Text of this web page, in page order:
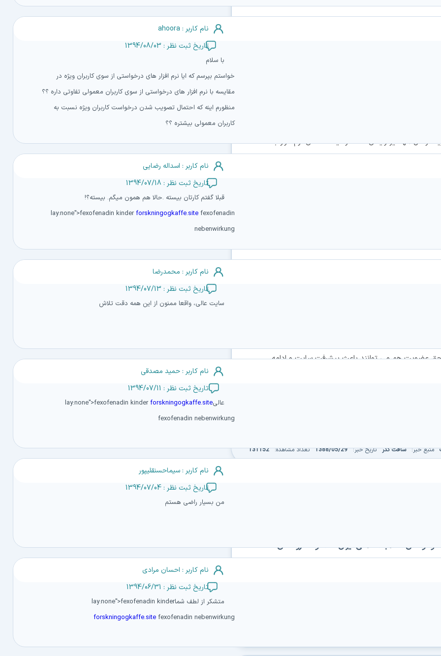
ارسال آنها نيز رايگان است از قيمت همان نرم افزار با
حق عضويت هم مي توانند باعث پيشرفت سايت و ادامه
منبع خبر: سافت گذر تاریخ خبر: 1388/05/29 تعداد مشاهده: 131152
نواهای انقلاب اسلامی ایران - دانلود سرودهای
نام کاربر : ahoora
تاریخ ثبت نظر : 1394/08/03
با سلام
خواستم بپرسم که ایا نرم افزار های درخواستی از سوی کاربران ویژه در
مقایسه با نرم افزار های درخواستی از سوی کاربران معمولی تفاوتی داره ؟؟
منظورم اینه که احتمال تصویب شدن درخواست کاربران ویژه نسبت به
کاربران معمولی بیشتره ؟؟
نام کاربر : اسداله رضایی
تاریخ ثبت نظر : 1394/07/18
قبلا گفتم کارتان بیسته .حالا هم همون میگم. بیسته؟!
lay:none">fexofenadin kinderforskningogkaffe.site fexofenadin
nebenwirkung
نام کاربر : محمدرضا
تاریخ ثبت نظر : 1394/07/13
سایت عالی، واقعا ممنون از این همه دقت تلاش
نام کاربر : حمید مصدقی
تاریخ ثبت نظر : 1394/07/11
عالیlay:none">fexofenadin kinderforskningogkaffe.site
fexofenadin nebenwirkung
نام کاربر : سیماحسنقلیپور
تاریخ ثبت نظر : 1394/07/04
من بسیار راضی هستم
نام کاربر : احسان مرادی
تاریخ ثبت نظر : 1394/06/31
متشکر از لطف شماlay:none">fexofenadin kinder
forskningogkaffe.site fexofenadin nebenwirkung